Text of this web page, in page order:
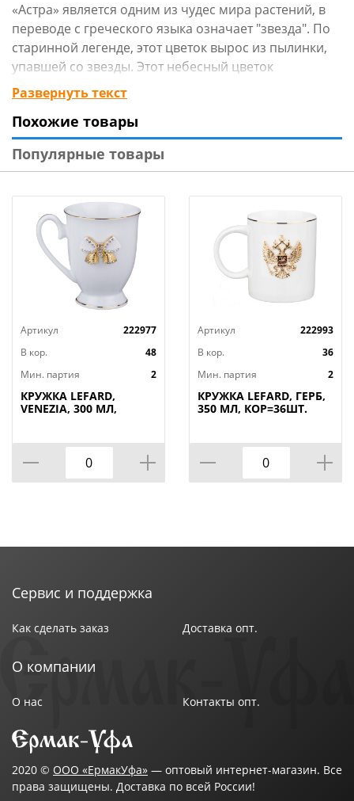
«Астра» является одним из чудес мира растений, в
переводе с греческого языка означает "звезда". По
старинной легенде, этот цветок вырос из пылинки,
упавшей со звезды. Этот небесный цветок
объединяет в себе основные запахи осени,
доносящие свежесть дождя и игру багряных красок.
Посуда этой коллекции безупречно впишется
практически в любой интерьер кухни. Рельефный
декор, блеск и прозрачность фарфора делает
Развернуть текст
Похожие товары
Популярные товары
Артикул
222977
В кор.
48
Мин. партия
2
КРУЖКА LEFARD,
VENEZIA, 300 МЛ,
Артикул
222993
В кор.
36
Мин. партия
2
КРУЖКА LEFARD, ГЕРБ,
350 МЛ, КОР=36ШТ.
Сервис и поддержка
Как сделать заказ Доставка опт.
О компании
О нас Контакты опт.
2020 © ООО «ЕрмакУфа» — оптовый интернет-магазин. Все
права защищены. Доставка по всей России!